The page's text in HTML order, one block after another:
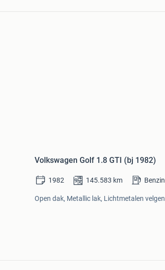
Volkswagen Golf 1.8 GTI (bj 1982)
1982 145.583 km
Open dak, Metallic lak, Lichtmetalen velgen